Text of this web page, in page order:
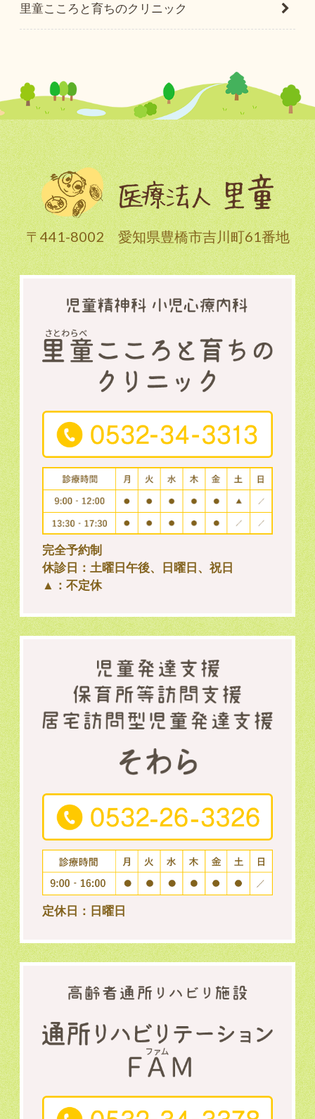
里童こころと育ちのクリニック
〒441-8002 愛知県豊橋市吉川町61番地
完全予約制
休診日：土曜日午後、日曜日、祝日
▲：不定休
定休日：日曜日